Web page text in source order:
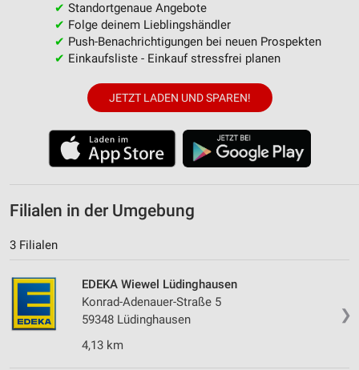
✔ Standortgenaue Angebote
✔ Folge deinem Lieblingshändler
✔ Push-Benachrichtigungen bei neuen Prospekten
✔ Einkaufsliste - Einkauf stressfrei planen
JETZT LADEN UND SPAREN!
Filialen in der Umgebung
3 Filialen
❯
EDEKA Wiewel Lüdinghausen
Konrad-Adenauer-Straße 5
59348 Lüdinghausen
4,13 km